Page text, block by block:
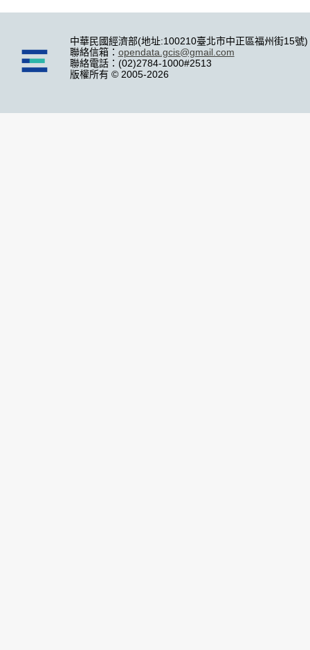
中華民國經濟部(地址:100210臺北市中正區福州街15號)
聯絡信箱： opendata.gcis@gmail.com
聯絡電話：(02)2784-1000#2513
版權所有 © 2005-2026